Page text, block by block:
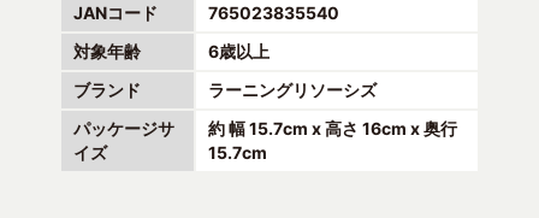
JANコード
765023835540
対象年齢
6歳以上
ブランド
ラーニングリソーシズ
パッケージサ
イズ
約 幅 15.7cm x 高さ 16cm x 奥行
15.7cm